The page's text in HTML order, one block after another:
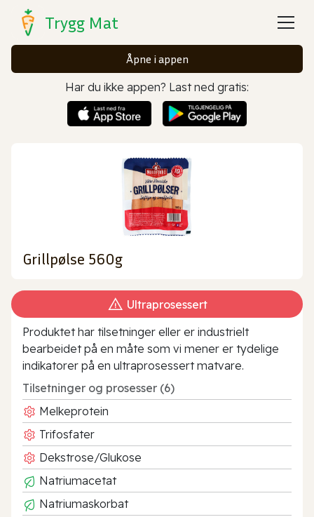
Trygg Mat
Åpne i appen
Har du ikke appen? Last ned gratis:
Grillpølse 560g
Ultraprosessert
Produktet har tilsetninger eller er industrielt
bearbeidet på en måte som vi mener er tydelige
indikatorer på en ultraprosessert matvare.
Tilsetninger og prosesser (6)
Melkeprotein
Trifosfater
Dekstrose/Glukose
Natriumacetat
Natriumaskorbat